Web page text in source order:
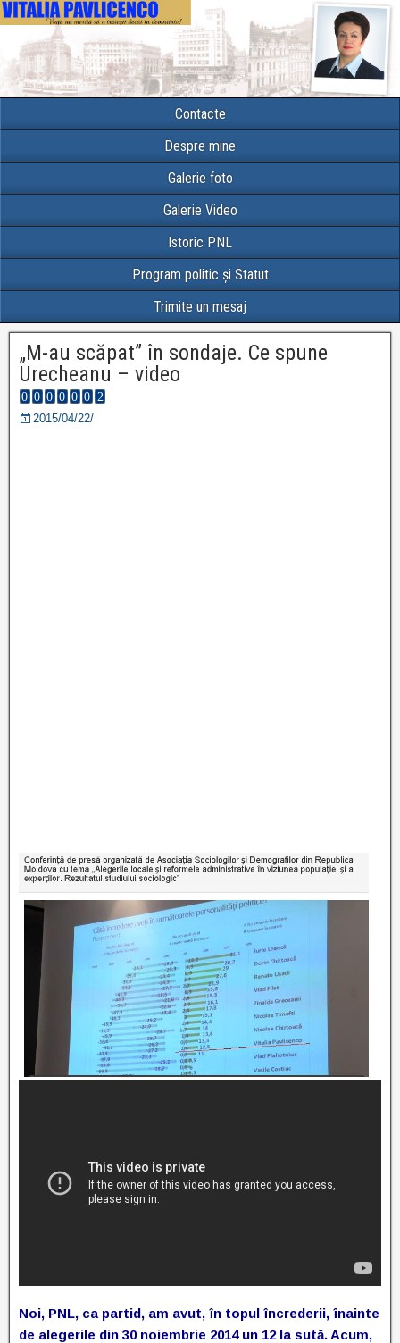
Contacte
Despre mine
Galerie foto
Galerie Video
Istoric PNL
Program politic și Statut
Trimite un mesaj
„M-au scăpat” în sondaje. Ce spune
Urecheanu – video
2015/04/22/
Noi, PNL, ca partid, am avut, în topul încrederii, înainte
de alegerile din 30 noiembrie 2014 un 12 la sută. Acum,